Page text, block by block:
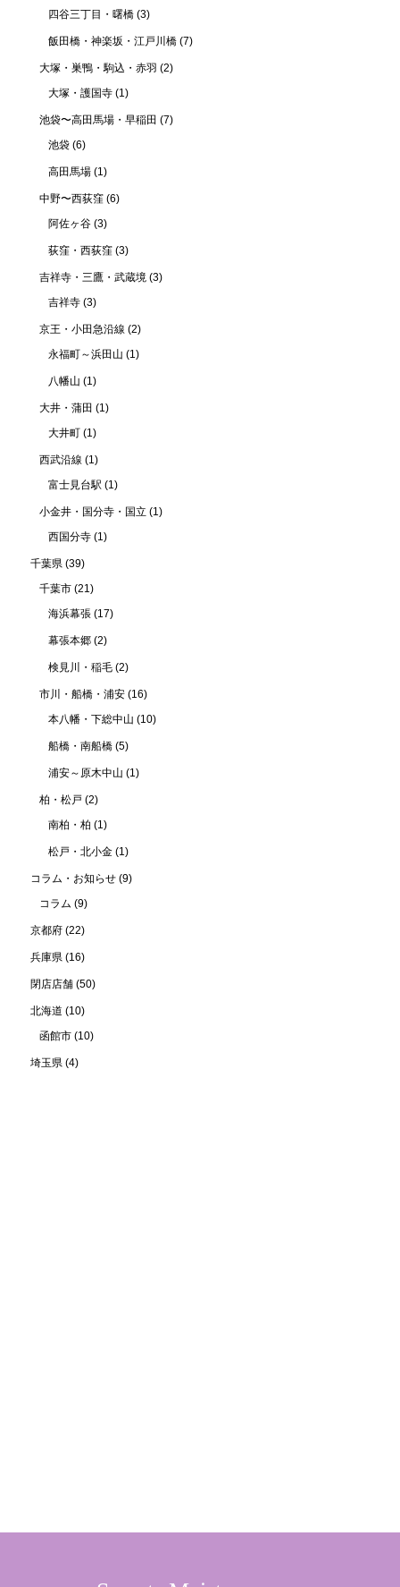
四谷三丁目・曙橋 (3)
飯田橋・神楽坂・江戸川橋 (7)
大塚・巣鴨・駒込・赤羽 (2)
大塚・護国寺 (1)
池袋〜高田馬場・早稲田 (7)
池袋 (6)
高田馬場 (1)
中野〜西荻窪 (6)
阿佐ヶ谷 (3)
荻窪・西荻窪 (3)
吉祥寺・三鷹・武蔵境 (3)
吉祥寺 (3)
京王・小田急沿線 (2)
永福町～浜田山 (1)
八幡山 (1)
大井・蒲田 (1)
大井町 (1)
西武沿線 (1)
富士見台駅 (1)
小金井・国分寺・国立 (1)
西国分寺 (1)
千葉県 (39)
千葉市 (21)
海浜幕張 (17)
幕張本郷 (2)
検見川・稲毛 (2)
市川・船橋・浦安 (16)
本八幡・下総中山 (10)
船橋・南船橋 (5)
浦安～原木中山 (1)
柏・松戸 (2)
南柏・柏 (1)
松戸・北小金 (1)
コラム・お知らせ (9)
コラム (9)
京都府 (22)
兵庫県 (16)
閉店店舗 (50)
北海道 (10)
函館市 (10)
埼玉県 (4)